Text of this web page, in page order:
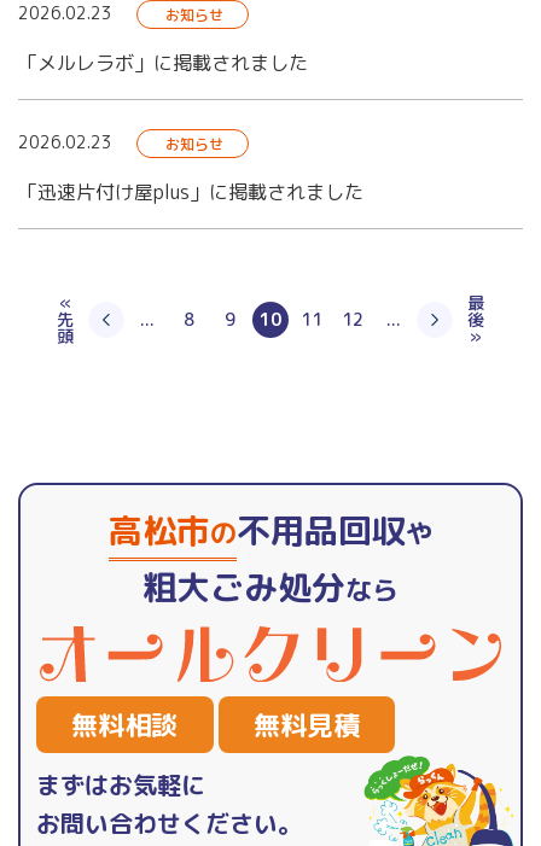
2026.02.23 お知らせ
「メルレラボ」に掲載されました
2026.02.23 お知らせ
「迅速片付け屋plus」に掲載されました
«
先
頭
... 8 9 10 11 12 ...
最
後
»
高松市の不用品回収や
粗大ごみ処分なら
無料相談 無料見積
まずはお気軽に
お問い合わせください。